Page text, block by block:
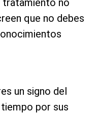
tratamiento no
que no debes
un signo del
por sus